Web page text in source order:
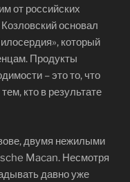
от российских
основал
который
Продукты
– это то, что
кто в результате
двумя нежилыми
Macan. Несмотря
давно уже